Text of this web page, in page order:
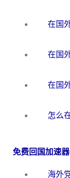
免费回国加速器